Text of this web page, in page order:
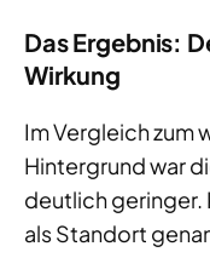
Das Ergebnis:
Wirkung
Im Vergleich zum
Hintergrund war
deutlich geringer.
als Standort